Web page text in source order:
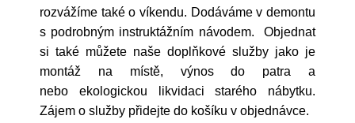
rozvážíme také o víkendu. Dodáváme v demontu
s podrobným instruktážním návodem. Objednat
si také můžete naše doplňkové služby jako je
montáž na místě, výnos do patra a
nebo ekologickou likvidaci starého nábytku.
Zájem o služby přidejte do košíku v objednávce.